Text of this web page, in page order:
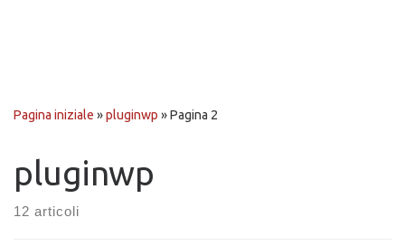
Pagina iniziale »pluginwp »Pagina 2
pluginwp
12 articoli